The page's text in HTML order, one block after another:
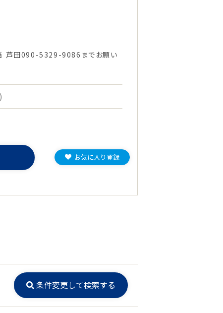
芦田090-5329-9086までお願い
お気に入り登録
条件変更して検索する